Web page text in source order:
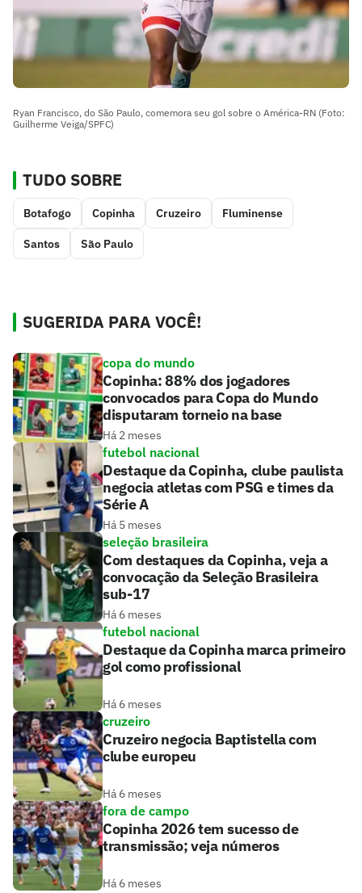
Ryan Francisco, do São Paulo, comemora seu gol sobre o América-RN (Foto:
Guilherme Veiga/SPFC)
TUDO SOBRE
Botafogo Copinha Cruzeiro Fluminense
Santos São Paulo
SUGERIDA PARA VOCÊ!
copa do mundo
Copinha: 88% dos jogadores
convocados para Copa do Mundo
disputaram torneio na base
Há 2 meses
futebol nacional
Destaque da Copinha, clube paulista
negocia atletas com PSG e times da
Série A
Há 5 meses
seleção brasileira
Com destaques da Copinha, veja a
convocação da Seleção Brasileira
sub-17
Há 6 meses
futebol nacional
Destaque da Copinha marca primeiro
gol como profissional
Há 6 meses
cruzeiro
Cruzeiro negocia Baptistella com
clube europeu
Há 6 meses
fora de campo
Copinha 2026 tem sucesso de
transmissão; veja números
Há 6 meses